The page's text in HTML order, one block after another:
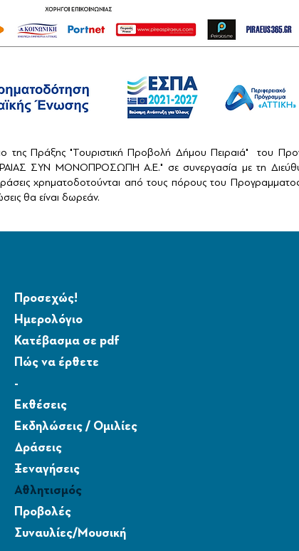
της Πράξης "Τουριστική Προβολή Δήμου Πειραιά" του
ΣΥΝ ΜΟΝΟΠΡΟΣΩΠΗ Α.Ε." σε συνεργασία με τη
χρηματοδοτούνται από τους πόρους του Προγραμματος
θα είναι δωρεάν.
Προσεχώς!
Ημερολόγιο
Κατέβασμα σε pdf
Πώς να έρθετε
-
Εκθέσεις
Εκδηλώσεις / Ομιλίες
Δράσεις
Ξεναγήσεις
Αθλητισμός
Προβολές
Συναυλίες/Μουσική